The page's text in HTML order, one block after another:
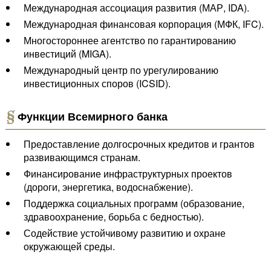
Международная ассоциация развития (МАР, IDA).
Международная финансовая корпорация (МФК, IFC).
Многостороннее агентство по гарантированию
инвестиций (MIGA).
Международный центр по урегулированию
инвестиционных споров (ICSID).
Функции Всемирного банка
Предоставление долгосрочных кредитов и грантов
развивающимся странам.
Финансирование инфраструктурных проектов
(дороги, энергетика, водоснабжение).
Поддержка социальных программ (образование,
здравоохранение, борьба с бедностью).
Содействие устойчивому развитию и охране
окружающей среды.